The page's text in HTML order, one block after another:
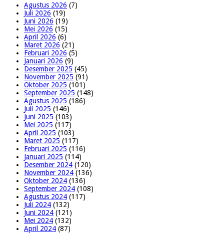
Agustus 2026 (7)
Juli 2026 (19)
Juni 2026 (19)
Mei 2026 (15)
April 2026 (6)
Maret 2026 (21)
Februari 2026 (5)
Januari 2026 (9)
Desember 2025 (45)
November 2025 (91)
Oktober 2025 (101)
September 2025 (148)
Agustus 2025 (186)
Juli 2025 (146)
Juni 2025 (103)
Mei 2025 (117)
April 2025 (103)
Maret 2025 (117)
Februari 2025 (116)
Januari 2025 (114)
Desember 2024 (120)
November 2024 (136)
Oktober 2024 (136)
September 2024 (108)
Agustus 2024 (117)
Juli 2024 (132)
Juni 2024 (121)
Mei 2024 (132)
April 2024 (87)